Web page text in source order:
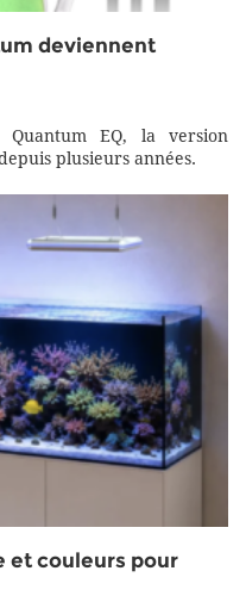
deviennent
Quantum EQ, la version
plusieurs années.
et couleurs pour